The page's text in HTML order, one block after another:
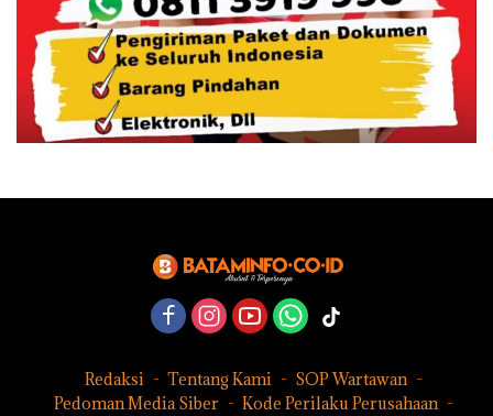
Redaksi Tentang Kami
SOP Wartawan
Pedoman Media Siber
Kode Perilaku Perusahaan